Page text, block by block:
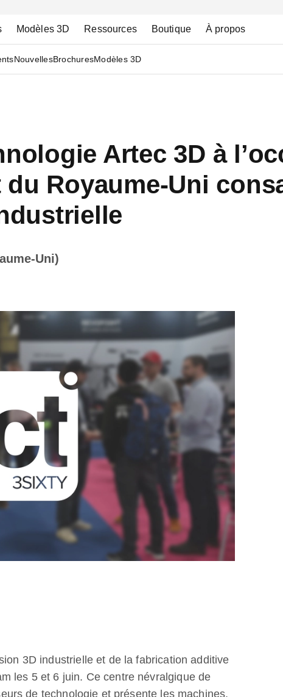
Modèles 3D Ressources Boutique À propos
NouvellesBrochuresModèles 3D
Artec 3D à
Royaume-Uni
Uni)
3D industrielle et de la fabrication additive
les 5 et 6 juin. Ce centre névralgique de
de technologie et présente les machines,